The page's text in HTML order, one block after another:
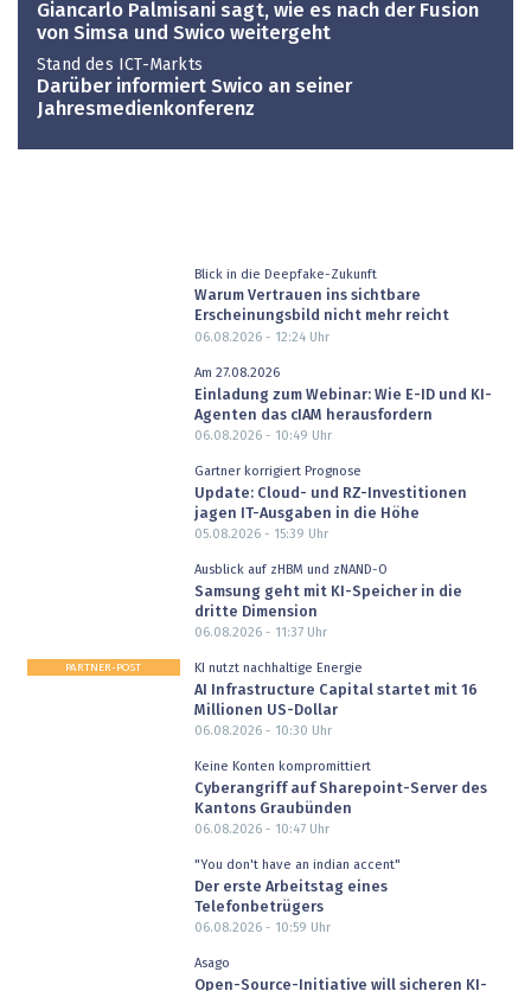
Giancarlo Palmisani sagt, wie es nach der Fusion
von Simsa und Swico weitergeht
Stand des ICT-Markts
Darüber informiert Swico an seiner
Jahresmedienkonferenz
Blick in die Deepfake-Zukunft
Warum Vertrauen ins sichtbare
Erscheinungsbild nicht mehr reicht
06.08.2026 - 12:24Uhr
Am 27.08.2026
Einladung zum Webinar: Wie E-ID und KI-
Agenten das cIAM herausfordern
06.08.2026 - 10:49 Uhr
Gartner korrigiert Prognose
Update: Cloud- und RZ-Investitionen
jagen IT-Ausgaben in die Höhe
05.08.2026 - 15:39 Uhr
Ausblick auf zHBM und zNAND-O
Samsung geht mit KI-Speicher in die
dritte Dimension
06.08.2026 - 11:37Uhr
PARTNER-POST KI nutzt nachhaltige Energie
AI Infrastructure Capital startet mit 16
Millionen US-Dollar
06.08.2026 - 10:30 Uhr
Keine Konten kompromittiert
Cyberangriff auf Sharepoint-Server des
Kantons Graubünden
06.08.2026 - 10:47Uhr
"You don't have an indian accent"
Der erste Arbeitstag eines
Telefonbetrügers
06.08.2026 - 10:59 Uhr
Asago
Open-Source-Initiative will sicheren KI-